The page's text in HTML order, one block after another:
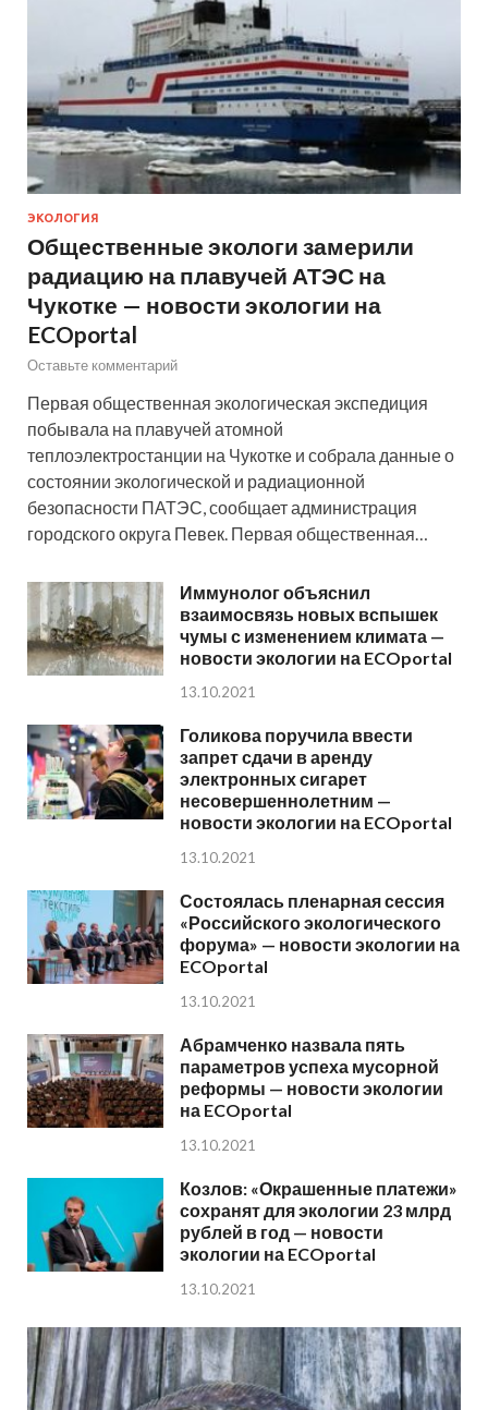
ЭКОЛОГИЯ
Общественные экологи замерили
радиацию на плавучей АТЭС на
Чукотке — новости экологии на
ECOportal
Оставьте комментарий
Первая общественная экологическая экспедиция
побывала на плавучей атомной
теплоэлектростанции на Чукотке и собрала данные о
состоянии экологической и радиационной
безопасности ПАТЭС, сообщает администрация
городского округа Певек. Первая общественная…
Иммунолог объяснил
взаимосвязь новых вспышек
чумы с изменением климата —
новости экологии на ECOportal
13.10.2021
Голикова поручила ввести
запрет сдачи в аренду
электронных сигарет
несовершеннолетним —
новости экологии на ECOportal
13.10.2021
Состоялась пленарная сессия
«Российского экологического
форума» — новости экологии на
ECOportal
13.10.2021
Абрамченко назвала пять
параметров успеха мусорной
реформы — новости экологии
на ECOportal
13.10.2021
Козлов: «Окрашенные платежи»
сохранят для экологии 23 млрд
рублей в год — новости
экологии на ECOportal
13.10.2021